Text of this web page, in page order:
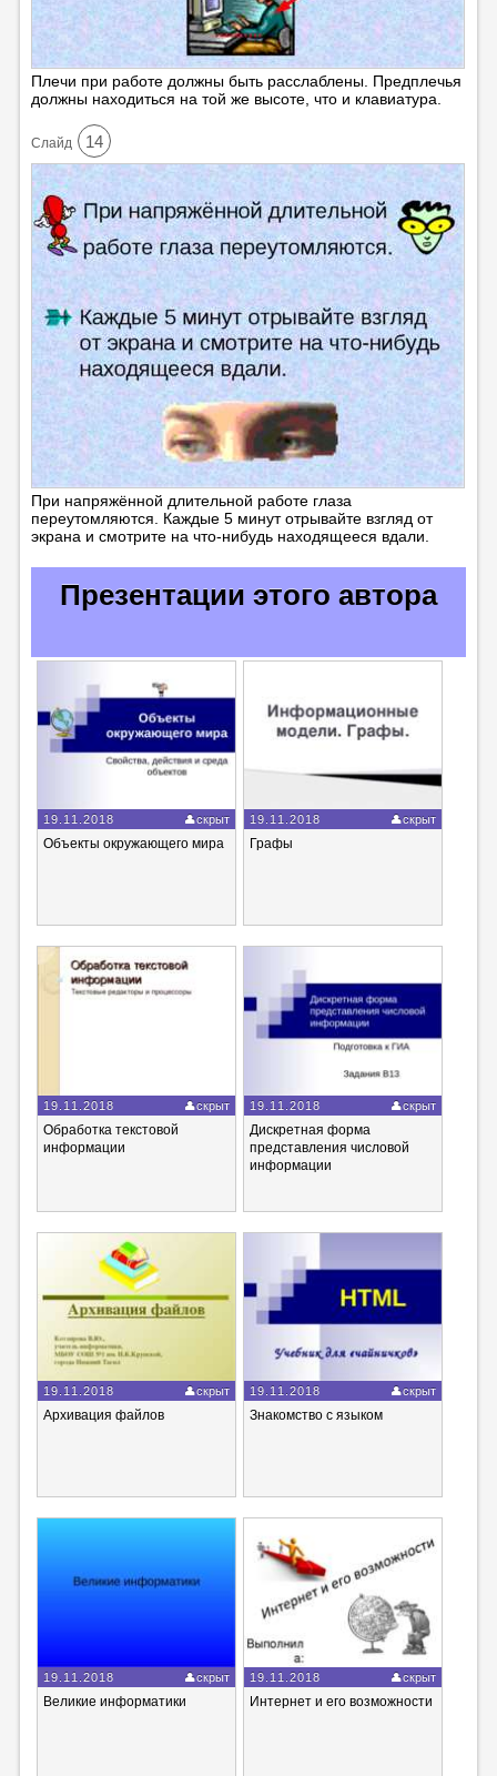
Плечи при работе должны быть расслаблены. Предплечья
должны находиться на той же высоте, что и клавиатура.
Cлайд 14
При напряжённой длительной работе глаза
переутомляются. Каждые 5 минут отрывайте взгляд от
экрана и смотрите на что-нибудь находящееся вдали.
Презентации этого автора
19.11.2018 скрыт
Объекты окружающего мира
19.11.2018 скрыт
Графы
19.11.2018 скрыт
Обработка текстовой
информации
19.11.2018 скрыт
Дискретная форма
представления числовой
информации
19.11.2018 скрыт
Архивация файлов
19.11.2018 скрыт
Знакомство с языком
19.11.2018 скрыт
Великие информатики
19.11.2018 скрыт
Интернет и его возможности